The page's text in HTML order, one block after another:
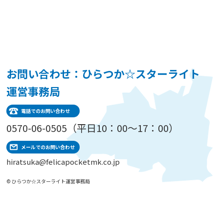
お問い合わせ：ひらつか☆スターライト
運営事務局
電話でのお問い合わせ
0570-06-0505（平日10：00～17：00）
メールでのお問い合わせ
hiratsuka@felicapocketmk.co.jp
© ひらつか☆スターライト運営事務局